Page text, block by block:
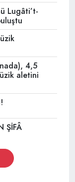
Lugâti’t-
4,5
aletini
ŞİFÂ